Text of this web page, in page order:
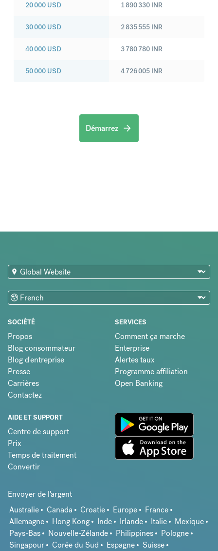
20 000 USD
30 000 USD
40 000 USD
50 000 USD
1 890 330 INR
2 835 555 INR
3 780 780 INR
4 726 005 INR
Démarrez
SOCIÉTÉ
Propos
Blog consommateur
Blog d'entreprise
Presse
Carrières
Contactez
SERVICES
Comment ça marche
Enterprise
Alertes taux
Programme affiliation
Open Banking
AIDE ET SUPPORT
Centre de support
Prix
Temps de traitement
Convertir
Envoyer de l'argent
Australie
Canada Croatie Europe
France
Allemagne
Hong Kong Inde Irlande Italie
Mexique
Pays-Bas
Nouvelle-Zélande Philippines
Pologne
Singapour
Corée du Sud Espagne
Suisse